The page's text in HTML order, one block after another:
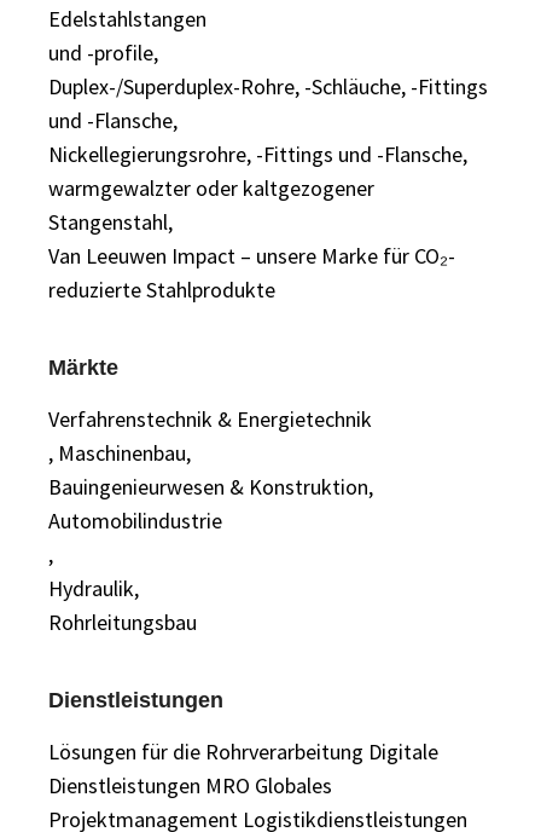
Edelstahlstangen
und -profile,
Duplex-/Superduplex-Rohre, -Schläuche, -Fittings
und -Flansche,
Nickellegierungsrohre, -Fittings und -Flansche,
warmgewalzter oder kaltgezogener
Stangenstahl,
Van Leeuwen Impact – unsere Marke für CO₂-
reduzierte Stahlprodukte
Märkte
Verfahrenstechnik & Energietechnik
, Maschinenbau,
Bauingenieurwesen & Konstruktion,
Automobilindustrie
,
Hydraulik,
Rohrleitungsbau
Dienstleistungen
Lösungen für die Rohrverarbeitung Digitale
Dienstleistungen MRO Globales
Projektmanagement Logistikdienstleistungen